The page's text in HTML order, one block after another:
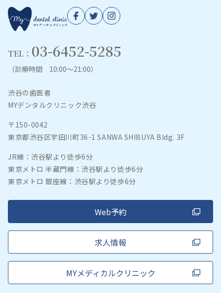
TEL： 03-6452-5285
（診療時間 10:00～21:00）
渋谷の歯医者
MYデンタルクリニック渋谷
〒150-0042
東京都渋谷区宇田川町36-1 SANWA SHIBUYA Bldg. 3F
JR線：渋谷駅より徒歩6分
東京メトロ 半蔵門線：渋谷駅より徒歩6分
東京メトロ 銀座線：渋谷駅より徒歩6分
Web予約
求人情報
MYメディカルクリニック